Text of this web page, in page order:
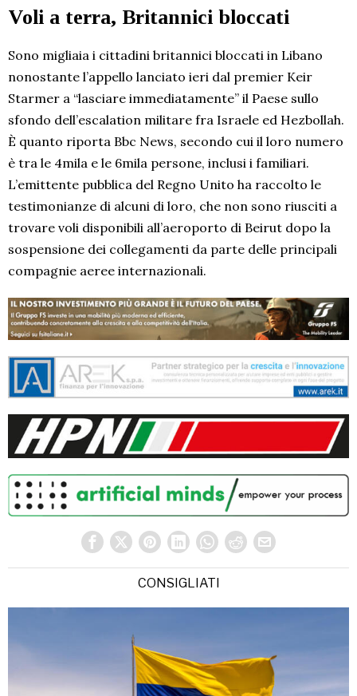
Voli a terra, Britannici bloccati
Sono migliaia i cittadini britannici bloccati in Libano
nonostante l’appello lanciato ieri dal premier Keir
Starmer a “lasciare immediatamente” il Paese sullo
sfondo dell’escalation militare fra Israele ed Hezbollah.
È quanto riporta Bbc News, secondo cui il loro numero
è tra le 4mila e le 6mila persone, inclusi i familiari.
L’emittente pubblica del Regno Unito ha raccolto le
testimonianze di alcuni di loro, che non sono riusciti a
trovare voli disponibili all’aeroporto di Beirut dopo la
sospensione dei collegamenti da parte delle principali
compagnie aeree internazionali.
CONSIGLIATI